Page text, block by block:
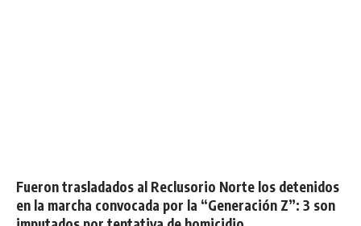
Fueron trasladados al Reclusorio Norte los detenidos
en la marcha convocada por la “Generación Z”: 3 son